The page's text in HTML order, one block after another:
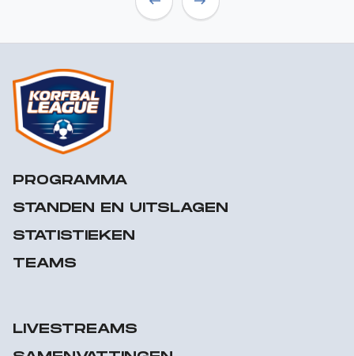
PROGRAMMA
STANDEN EN UITSLAGEN
STATISTIEKEN
TEAMS
LIVESTREAMS